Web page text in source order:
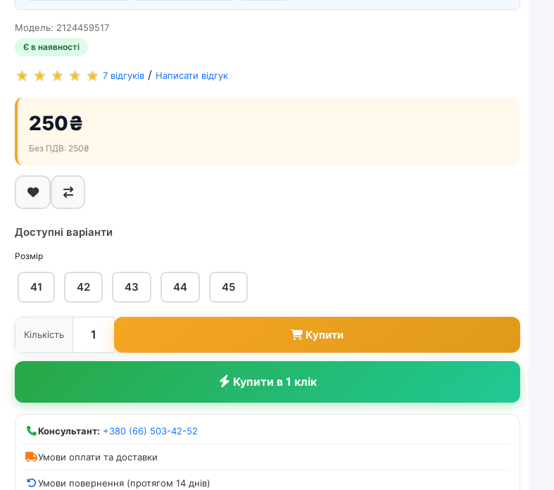
Модель: 2124459517
Є в наявності
7 відгуків / Написати відгук
250₴
Без ПДВ: 250₴
Доступні варіанти
Розмір
41 42 43 44 45
Кількість Купити
Купити в 1 клік
Консультант: +380 (66) 503-42-52
Умови оплати та доставки
Умови повернення (протягом 14 днів)